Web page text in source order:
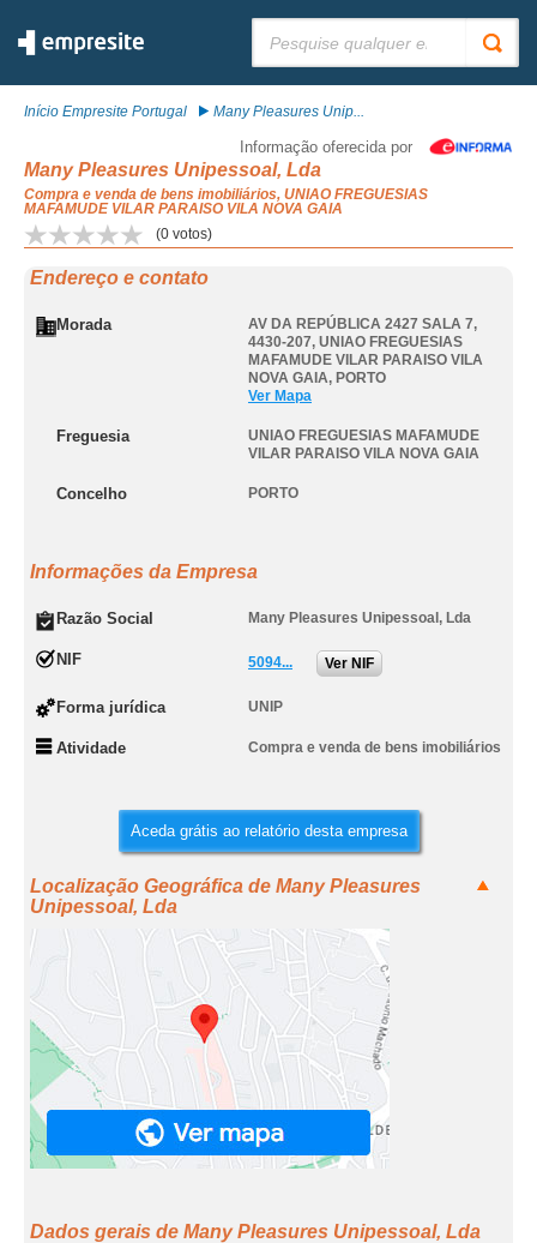
Início Empresite Portugal Many Pleasures Unip...
Informação oferecida por
Many Pleasures Unipessoal, Lda
Compra e venda de bens imobiliários, UNIAO FREGUESIAS
MAFAMUDE VILAR PARAISO VILA NOVA GAIA
(0 votos)
Endereço e contato
Morada
AV DA REPÚBLICA 2427 SALA 7,
4430-207, UNIAO FREGUESIAS
MAFAMUDE VILAR PARAISO VILA
NOVA GAIA, PORTO
Ver Mapa
Freguesia
UNIAO FREGUESIAS MAFAMUDE
VILAR PARAISO VILA NOVA GAIA
Concelho PORTO
Informações da Empresa
Razão Social Many Pleasures Unipessoal, Lda
NIF 5094... Ver NIF
Forma jurídica UNIP
Atividade Compra e venda de bens imobiliários
Aceda grátis ao relatório desta empresa
Localização Geográfica de Many Pleasures
Unipessoal, Lda
Dados gerais de Many Pleasures Unipessoal, Lda